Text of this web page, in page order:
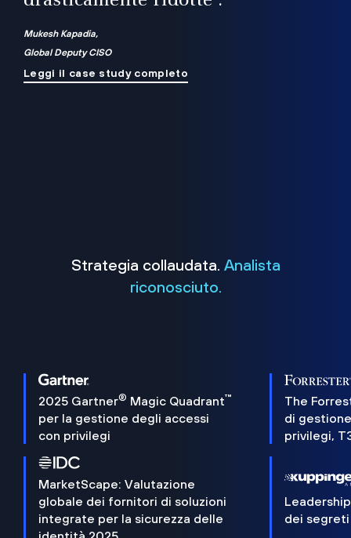
Mukesh Kapadia,
Global Deputy CISO
Leggi il case study completo
Strategia collaudata. Analista
riconosciuto.
2025 Gartner® Magic Quadrant™
per la gestione degli accessi
con privilegi
The
di
privilegi,
MarketScape: Valutazione
globale dei fornitori di soluzioni
integrate per la sicurezza delle
dei segreti